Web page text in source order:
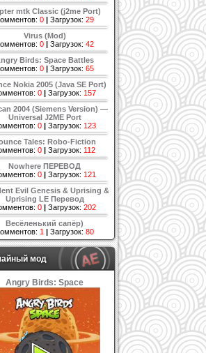
mtk Classic (j2me Port)
0| Загрузок: 29
Virus (Mod)
0| Загрузок: 42
Birds: Space Battles
0| Загрузок: 65
Nokia 2005 (Java SE Port)
0| Загрузок: 157
2004 (Siemens Version) —
Universal J2ME Port
0| Загрузок: 123
Tales: Robo-Fiction
0 | Загрузок: 112
Nowhere ПЕРЕВОД
0| Загрузок: 121
Evil Genesis & Uprising &
Uprising LE Перевод
0| Загрузок: 202
Весёленький сапёр)
1 | Загрузок: 80
мод
Angry Birds: Space